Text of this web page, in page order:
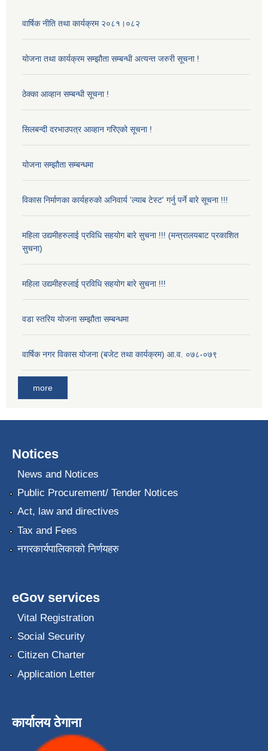
वार्षिक नीति तथा कार्यक्रम २०८१।०८२
योजना तथा कार्यक्रम सम्झौता सम्बन्धी अत्यन्त जरुरी सूचना !
ठेक्का आव्हान सम्बन्धी सूचना !
सिलबन्दी दरभाउपत्र आव्हान गरिएको सूचना !
योजना सम्झौता सम्बन्धमा
विकास निर्माणका कार्यहरुको अनिवार्य 'ल्याब टेस्ट' गर्नु पर्ने बारे सूचना !!!
महिला उद्यमीहरुलाई प्रविधि सहयोग बारे सुचना !!! (मन्त्रालयबाट प्रकाशित
सुचना)
महिला उद्यमीहरुलाई प्रविधि सहयोग बारे सुचना !!!
वडा स्तरिय योजना सम्झौता सम्बन्धमा
वार्षिक नगर विकास योजना (बजेट तथा कार्यक्रम) आ.व. ०७८-०७९
more
Notices
News and Notices
Public Procurement/ Tender Notices
Act, law and directives
Tax and Fees
नगरकार्यपालिकाको निर्णयहरु
eGov services
Vital Registration
Social Security
Citizen Charter
Application Letter
कार्यालय ठेगाना